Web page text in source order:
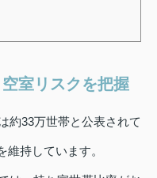
室リスクを把握
約33万世帯と公表されて
持しています。